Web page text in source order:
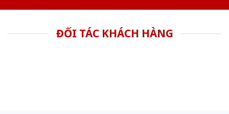
ĐỐI TÁC KHÁCH HÀNG